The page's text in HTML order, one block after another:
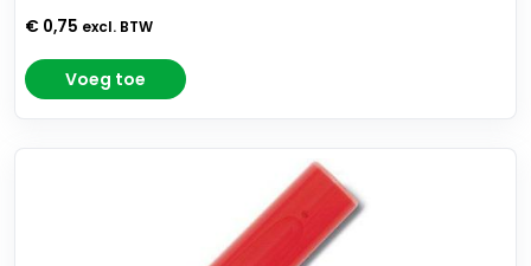
€ 0,75 excl. BTW
Voeg toe